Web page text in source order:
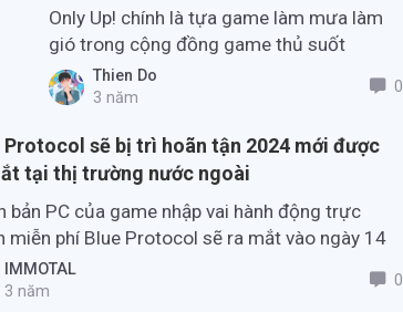
Only Up! chính là tựa game làm mưa làm
gió trong cộng đồng game thủ suốt
nhiều tuần vừa qua.
Thien Do
3 năm
0
Protocol sẽ bị trì hoãn tận 2024 mới được
tại thị trường nước ngoài
bản PC của game nhập vai hành động trực
miễn phí Blue Protocol sẽ ra mắt vào ngày 14
6 tại Nhật Bản nhưng sẽ bị hoãn phát hành ở
sang năm 2024
IMMOTAL
năm
0